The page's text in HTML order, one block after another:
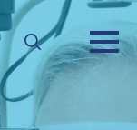
Search
for: